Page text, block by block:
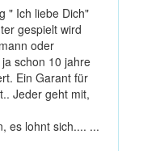
" Ich liebe Dich"
gespielt wird
oder
schon 10 jahre
Ein Garant für
Jeder geht mit,
es lohnt sich.... ...